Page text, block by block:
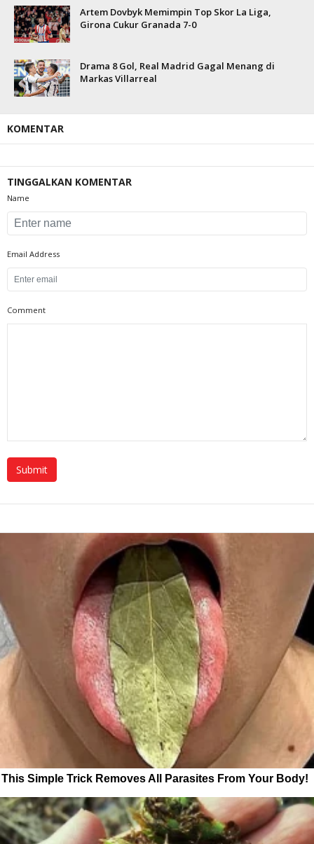
Artem Dovbyk Memimpin Top Skor La Liga,
Girona Cukur Granada 7-0
Drama 8 Gol, Real Madrid Gagal Menang di
Markas Villarreal
KOMENTAR
TINGGALKAN KOMENTAR
Name
Email Address
Comment
This Simple Trick Removes All Parasites From Your Body!